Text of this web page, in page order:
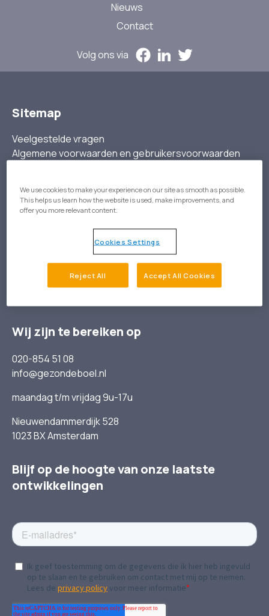
Nieuws
Contact
Volg ons via
Sitemap
Veelgestelde vragen
Algemene voorwaarden en gebruikersvoorwaarden
Over ons
Team Gezondeboel
Vacatures
Wij zijn te bereiken op
020-854 51 08
info@gezondeboel.nl
maandag t/m vrijdag 9u-17u
Nieuwendammerdijk 528
1023 BX Amsterdam
Blijf op de hoogte van onze laatste
ontwikkelingen
We use cookies to make your experience on our site as smooth as possible.
This helps us learn how the website is used, make improvements, and
offer you more relevant content.
Cookies Settings
Reject All Accept All Cookies